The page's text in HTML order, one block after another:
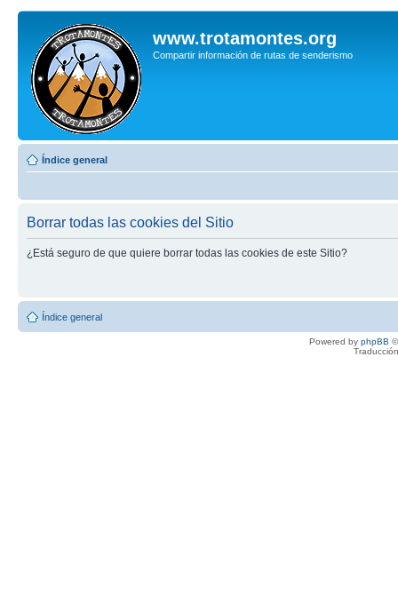
www.trotamontes.org
Compartir información de rutas de senderismo
Índice general
Borrar todas las cookies del Sitio
¿Está seguro de que quiere borrar todas las cookies de este Sitio?
Índice general
Powered by phpBB